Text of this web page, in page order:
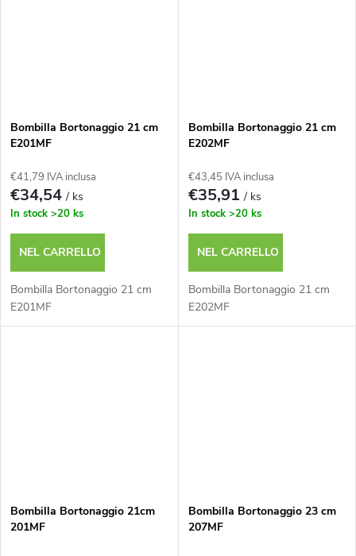
Bombilla Bortonaggio 21 cm
E201MF
€41,79 IVA inclusa
€34,54/ ks
In stock >20 ks
NEL CARRELLO
Bombilla Bortonaggio 21 cm
E201MF
Bombilla Bortonaggio 21 cm
E202MF
€43,45 IVA inclusa
€35,91/ ks
In stock >20 ks
NEL CARRELLO
Bombilla Bortonaggio 21 cm
E202MF
Bombilla Bortonaggio 21cm
201MF
Bombilla Bortonaggio 23 cm
207MF